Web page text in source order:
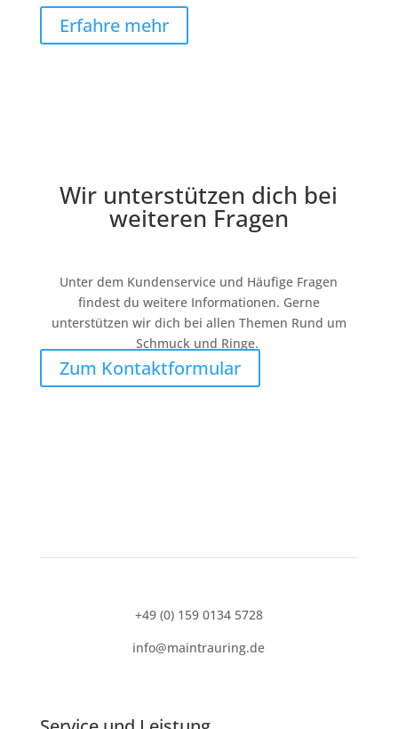
Erfahre mehr
Wir unterstützen dich bei
weiteren Fragen
Unter dem Kundenservice und Häufige Fragen
findest du weitere Informationen. Gerne
unterstützen wir dich bei allen Themen Rund um
Schmuck und Ringe.
Zum Kontaktformular
+49 (0) 159 0134 5728
info@maintrauring.de